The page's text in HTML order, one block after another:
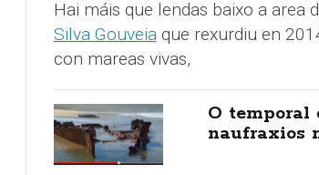
Hai máis que lendas baixo a area
Silva Gouveia que rexurdiu en
con mareas vivas,
O temporal
naufraxios